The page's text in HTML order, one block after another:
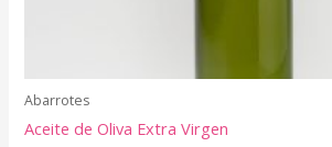
Abarrotes
Aceite de Oliva Extra Virgen